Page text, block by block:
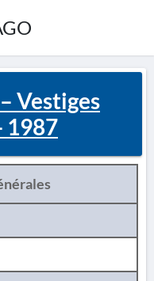
Vestiges
1987